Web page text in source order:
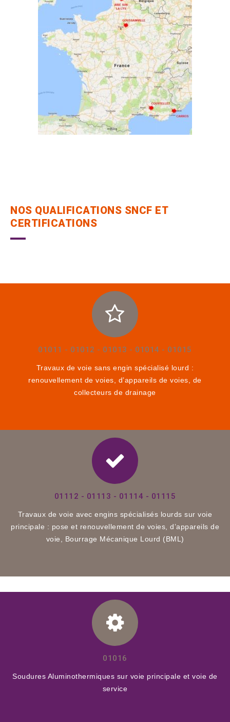
NOS QUALIFICATIONS SNCF ET
CERTIFICATIONS
01011 - 01012 - 01013 - 01014 - 01015
Travaux de voie sans engin spécialisé lourd :
renouvellement de voies, d’appareils de voies, de
collecteurs de drainage
01112 - 01113 - 01114 - 01115
Travaux de voie avec engins spécialisés lourds sur voie
principale : pose et renouvellement de voies, d’appareils de
voie, Bourrage Mécanique Lourd (BML)
01016
Soudures Aluminothermiques sur voie principale et voie de
service